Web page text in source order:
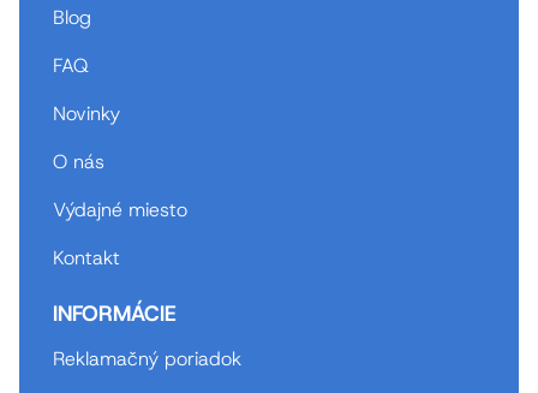
Blog
FAQ
Novinky
O nás
Výdajné miesto
Kontakt
INFORMÁCIE
Reklamačný poriadok